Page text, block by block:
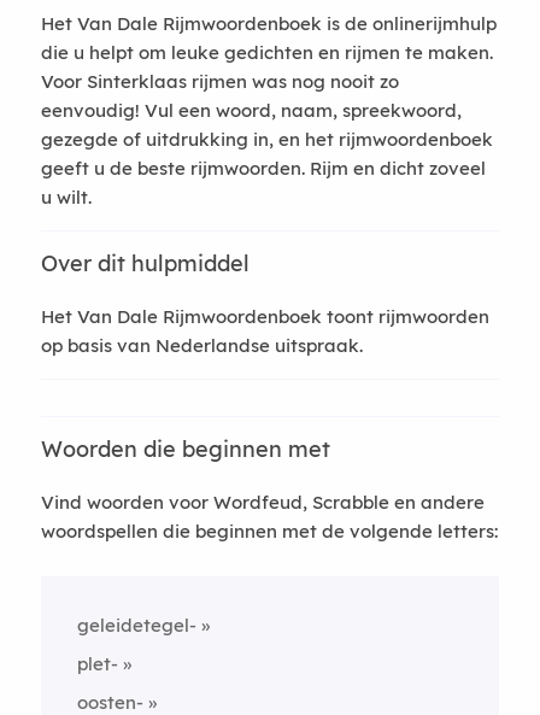
Het Van Dale Rijmwoordenboek is de onlinerijmhulp
die u helpt om leuke gedichten en rijmen te maken.
Voor Sinterklaas rijmen was nog nooit zo
eenvoudig! Vul een woord, naam, spreekwoord,
gezegde of uitdrukking in, en het rijmwoordenboek
geeft u de beste rijmwoorden. Rijm en dicht zoveel
u wilt.
Over dit hulpmiddel
Het Van Dale Rijmwoordenboek toont rijmwoorden
op basis van Nederlandse uitspraak.
Woorden die beginnen met
Vind woorden voor Wordfeud, Scrabble en andere
woordspellen die beginnen met de volgende letters:
geleidetegel-
plet-
oosten-